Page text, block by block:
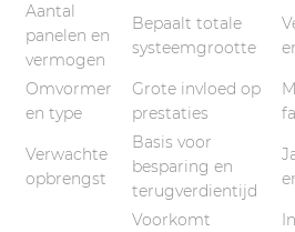
Aantal
panelen en
vermogen
Bepaalt totale
systeemgrootte
Omvormer
en type
Grote invloed op
prestaties
Verwachte
opbrengst
Basis voor
besparing en
terugverdientijd
Voorkomt